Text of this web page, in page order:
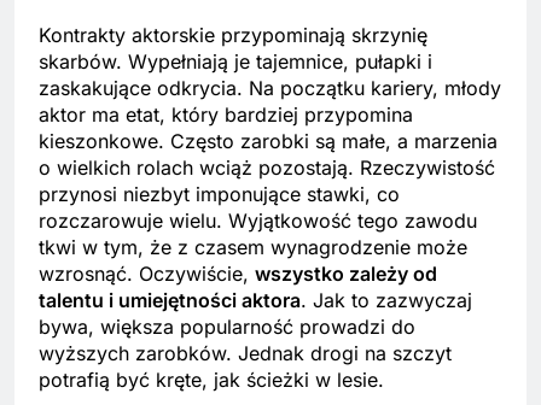
Kontrakty aktorskie przypominają skrzynię
skarbów. Wypełniają je tajemnice, pułapki i
zaskakujące odkrycia. Na początku kariery, młody
aktor ma etat, który bardziej przypomina
kieszonkowe. Często zarobki są małe, a marzenia
o wielkich rolach wciąż pozostają. Rzeczywistość
przynosi niezbyt imponujące stawki, co
rozczarowuje wielu. Wyjątkowość tego zawodu
tkwi w tym, że z czasem wynagrodzenie może
wzrosnąć. Oczywiście, wszystko zależy od
talentu i umiejętności aktora. Jak to zazwyczaj
bywa, większa popularność prowadzi do
wyższych zarobków. Jednak drogi na szczyt
potrafią być kręte, jak ścieżki w lesie.